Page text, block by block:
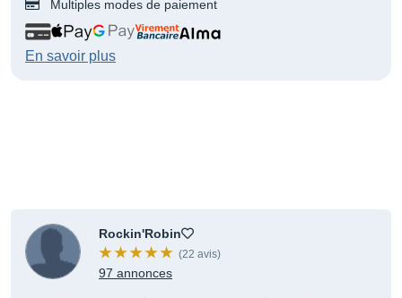
Multiples modes de paiement
En savoir plus
Rockin'Robin
(22 avis)
97 annonces